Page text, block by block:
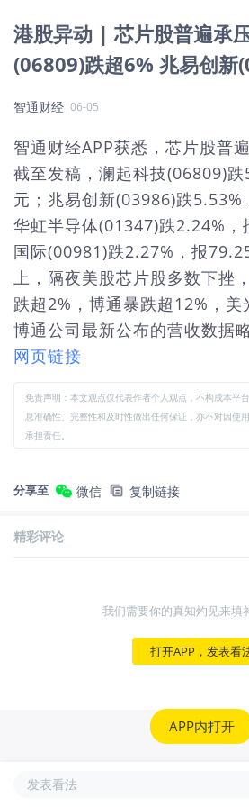
港股异动 | 芯片股普遍承
(06809)跌超6% 兆易创新
智通财经 06-05
智通财经APP获悉，芯片股普
截至发稿，澜起科技(06809)
元；兆易创新(03986)跌5.53%
华虹半导体(01347)跌2.24%，
国际(00981)跌2.27%，报
上，隔夜美股芯片股多数下挫
跌超2%，博通暴跌超12%，美
博通公司最新公布的营收数据
网页链接
免责声明：本文观点仅代表作者个人观点，不构成本平
息准确性、完整性和及时性做出任何保证，亦不对因使
承担责任。
分享至 微信 复制链接
精彩评论
我们需要你的真知灼见来填
打开APP，发表看
APP内打开
发表看法